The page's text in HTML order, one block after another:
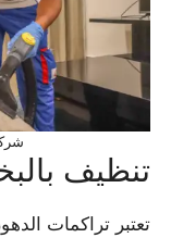
تنظيف
تعتبر تراكمات